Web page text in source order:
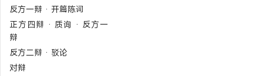
反方一辩 · 开篇陈词
正方四辩 · 质询 · 反方一
辩
反方二辩 · 驳论
对辩